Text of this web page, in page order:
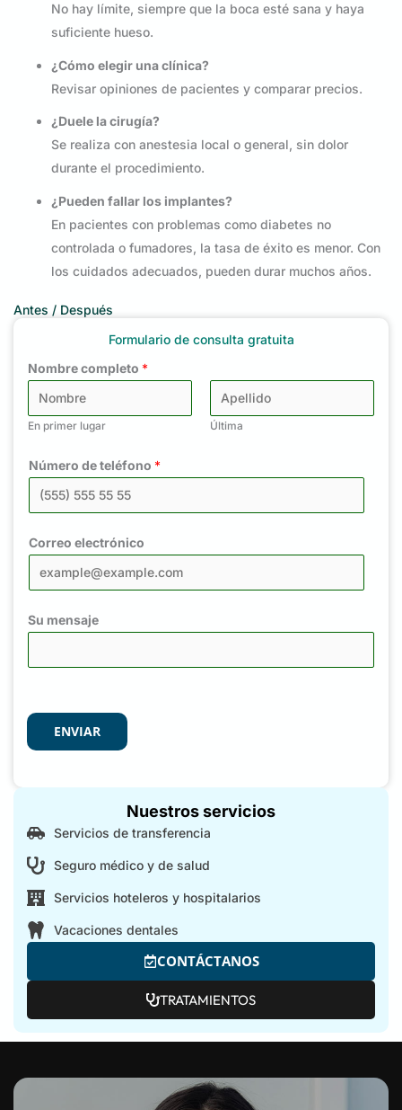
No hay límite, siempre que la boca esté sana y haya
suficiente hueso.
¿Cómo elegir una clínica?
Revisar opiniones de pacientes y comparar precios.
¿Duele la cirugía?
Se realiza con anestesia local o general, sin dolor
durante el procedimiento.
¿Pueden fallar los implantes?
En pacientes con problemas como diabetes no
controlada o fumadores, la tasa de éxito es menor. Con
los cuidados adecuados, pueden durar muchos años.
Antes / Después
Formulario de consulta gratuita
Nombre completo *
En primer lugar Última
Número de teléfono *
Correo electrónico
Su mensaje
ENVIAR
Nuestros servicios
Servicios de transferencia
Seguro médico y de salud
Servicios hoteleros y hospitalarios
Vacaciones dentales
CONTÁCTANOS
TRATAMIENTOS